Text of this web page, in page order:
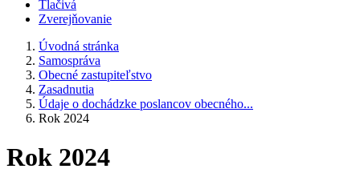
Tlačivá
Zverejňovanie
Úvodná stránka
Samospráva
Obecné zastupiteľstvo
Zasadnutia
Údaje o dochádzke poslancov obecného...
Rok 2024
Rok 2024